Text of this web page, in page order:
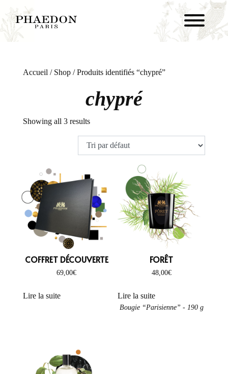
Accueil / Shop / Produits identifiés “chypré”
chypré
Showing all 3 results
COFFRET DÉCOUVERTE
69,00€
Lire la suite
FORÊT
48,00€
Lire la suite
Bougie “Parisienne” - 190 g